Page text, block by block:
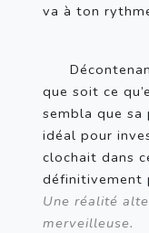
va à ton
que soit ce
sembla que sa
idéal pour
clochait dans
Une réalité
merveilleuse.